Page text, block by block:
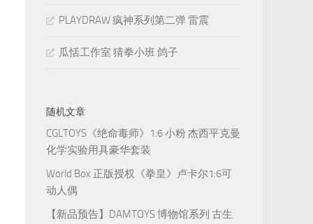
PLAYDRAW 疯神系列第二弹 雷震
瓜恬工作室 猜拳小班 鸽子
随机文章
CGLTOYS《绝命毒师》1:6 小粉 杰西平克曼
化学实验用具豪华套装
World Box 正版授权《拳皇》卢卡尔1:6可
动人偶
【新品预告】DAMTOYS 博物馆系列 古生